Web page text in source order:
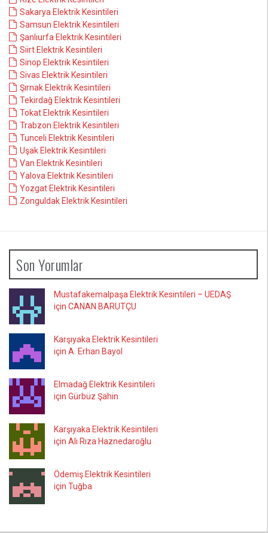
Sakarya Elektrik Kesintileri
Samsun Elektrik Kesintileri
Şanlıurfa Elektrik Kesintileri
Siirt Elektrik Kesintileri
Sinop Elektrik Kesintileri
Sivas Elektrik Kesintileri
Şırnak Elektrik Kesintileri
Tekirdağ Elektrik Kesintileri
Tokat Elektrik Kesintileri
Trabzon Elektrik Kesintileri
Tunceli Elektrik Kesintileri
Uşak Elektrik Kesintileri
Van Elektrik Kesintileri
Yalova Elektrik Kesintileri
Yozgat Elektrik Kesintileri
Zonguldak Elektrik Kesintileri
Son Yorumlar
Mustafakemalpaşa Elektrik Kesintileri – UEDAŞ
için CANAN BARUTÇU
Karşıyaka Elektrik Kesintileri
için A. Erhan Bayol
Elmadağ Elektrik Kesintileri
için Gürbüz Şahin
Karşıyaka Elektrik Kesintileri
için Ali Rıza Haznedaroğlu
Ödemiş Elektrik Kesintileri
için Tuğba